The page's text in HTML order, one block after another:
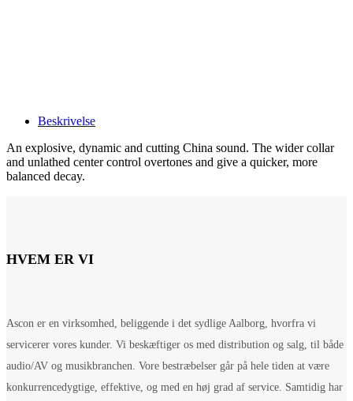
Beskrivelse
An explosive, dynamic and cutting China sound. The wider collar
and unlathed center control overtones and give a quicker, more
balanced decay.
HVEM ER VI
Ascon er en virksomhed, beliggende i det sydlige Aalborg, hvorfra vi
servicerer vores kunder. Vi beskæftiger os med distribution og salg, til både
audio/AV og musikbranchen. Vore bestræbelser går på hele tiden at være
konkurrencedygtige, effektive, og med en høj grad af service. Samtidig har